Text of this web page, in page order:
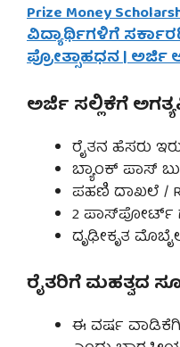
Prize Money
ವಿದ್ಯಾರ್ಥಿಗಳಿಗೆ
ಪ್ರೋತ್ಸಾಹಧನ | ಅರ್ಜಿ
ಅರ್ಜಿ ಸಲ್ಲಿಕೆಗೆ
ರೈತನ ಹೆಸರು
ಬ್ಯಾಂಕ್ ಪಾಸ್
ಪಹಣಿ ದಾಖಲೆ /
2 ಪಾಸ್‌ಪೋರ್ಟ್
ದೃಢೀಕೃತ
ರೈತರಿಗೆ ಮಹತ್ವದ
ಈ ವರ್ಷ